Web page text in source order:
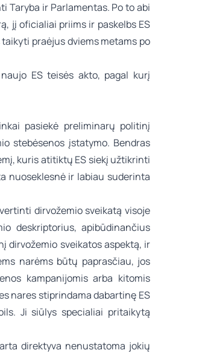
ir Parlamentas. Po to abi
jį oficialiai priims ir paskelbs ES
praėjus dviems metams po
ES teisės akto, pagal kurį
pasiekė preliminarų politinį
stebėsenos įstatymo. Bendras
kuris atitiktų ES siekį užtikrinti
nuoseklesnė ir labiau suderinta
dirvožemio sveikatą visoje
deskriptorius, apibūdinančius
dirvožemio sveikatos aspektą, ir
narėms būtų paprasčiau, jos
kampanijomis arba kitomis
nares stiprindama dabartinę ES
Ji siūlys specialiai pritaikytą
direktyva nenustatoma jokių